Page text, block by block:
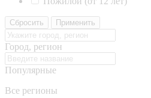
Сбросить Применить
Город, регион
Популярные
Все регионы